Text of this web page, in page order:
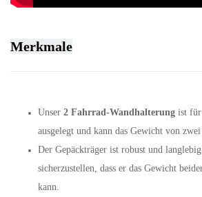
Merkmale
Unser 2 Fahrrad-Wandhalterung ist für
ausgelegt und kann das Gewicht von
Der Gepäckträger ist robust und
sicherzustellen, dass er das Gewicht
kann.